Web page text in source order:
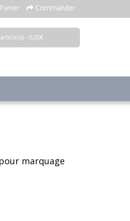
Panier Commander
- 0,00€
marquage